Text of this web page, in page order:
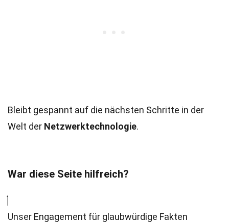
Bleibt gespannt auf die nächsten Schritte in der
Welt der Netzwerktechnologie.
War diese Seite hilfreich?
Unser Engagement für glaubwürdige Fakten